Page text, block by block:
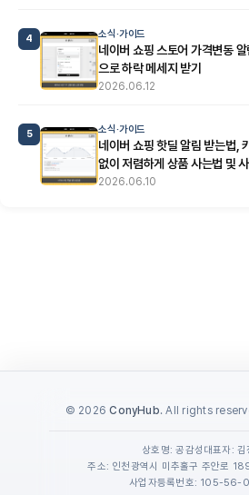
4 소식·가이드
네이버 쇼핑 스토어 가격변동
으로 하락 메세지 받기
2026.06.12
5 소식·가이드
네이버 쇼핑 핫딜 알림 받는법,
없이 저렴하게 상품 사는법 및
2026.06.10
© 2026ConyHub. All rights
상호명: 공감성 대표자: 김
주소: 인천광역시 미추홀구 주안로
사업자등록번호: 105-